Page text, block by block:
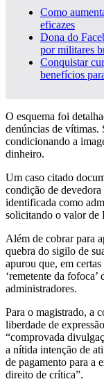
Como
eficazes
Dona do
por militares
Conquistar
benefícios
O esquema foi
denúncias de
condicionando a
dinheiro.
Um caso citado
condição de devedora
identificada como
solicitando o valor de
Além de cobrar para
quebra do sigilo de
apurou que, em
‘remetente da
administradores.
Para o magistrado, a
liberdade de
“comprovada
a nítida intenção de
de pagamento para a
direito de crítica”.